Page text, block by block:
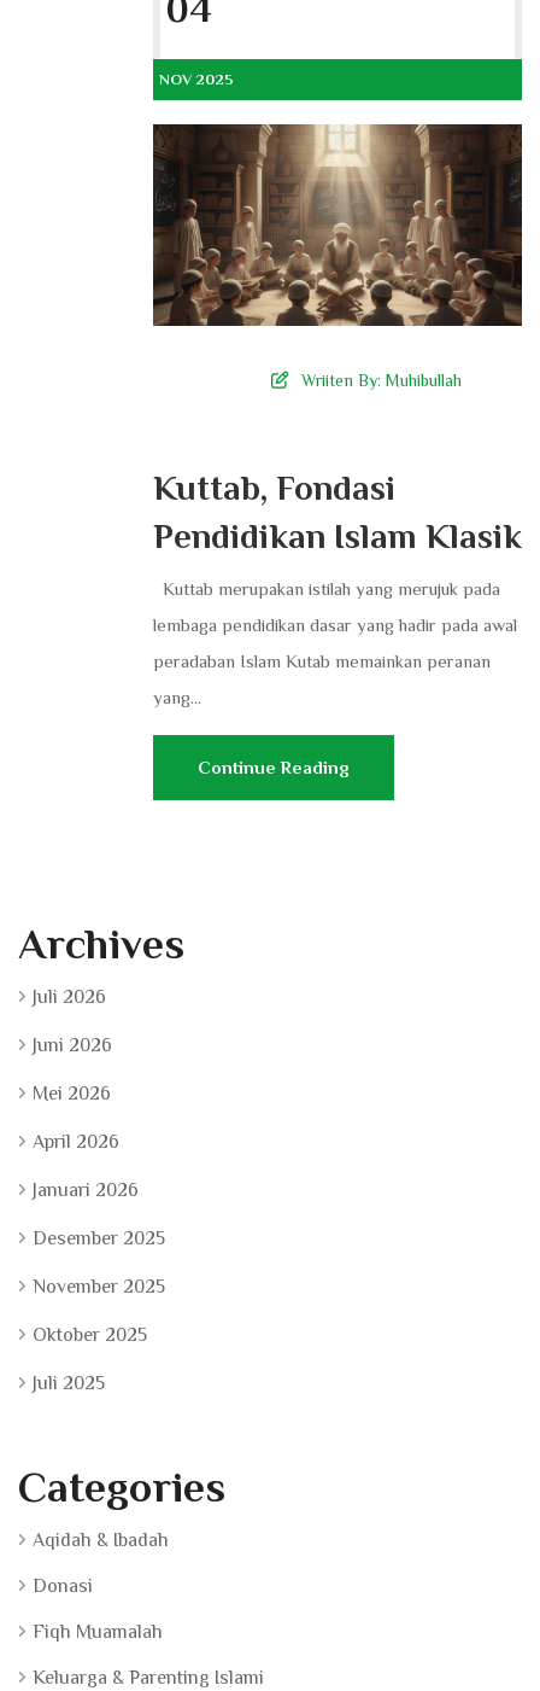
NOV 2025
Wriiten By: Muhibullah
Kuttab, Fondasi
Pendidikan Islam Klasik
Kuttab merupakan istilah yang merujuk pada
lembaga pendidikan dasar yang hadir pada awal
peradaban Islam Kutab memainkan peranan
yang...
Continue Reading
Archives
Juli 2026
Juni 2026
Mei 2026
April 2026
Januari 2026
Desember 2025
November 2025
Oktober 2025
Juli 2025
Categories
Aqidah & Ibadah
Donasi
Fiqh Muamalah
Keluarga & Parenting Islami